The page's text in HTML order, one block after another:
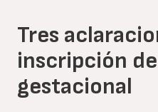
Tres
inscripción
gestacional